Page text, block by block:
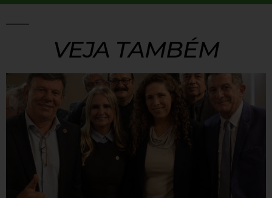
VEJA TAMBÉM